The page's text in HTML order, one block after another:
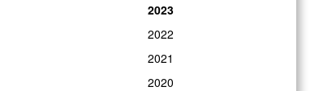
2023
2022
2021
2020